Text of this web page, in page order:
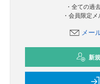
・全ての過
・会員限定
メー
新